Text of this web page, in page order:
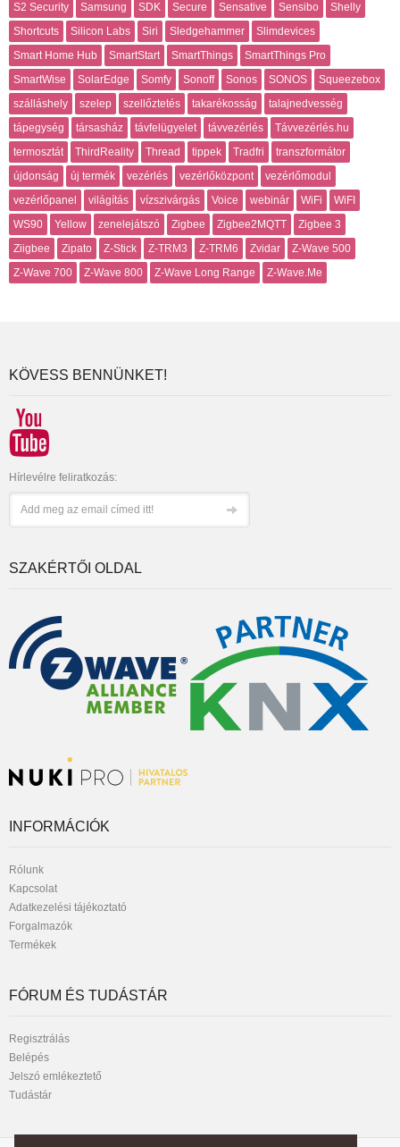
S2 Security
Samsung SDK Secure Sensative Sensibo
Shelly
Shortcuts
Silicon Labs Siri Sledgehammer
Slimdevices
Smart Home Hub
SmartStart SmartThings
SmartThings Pro
SmartWise
SolarEdge Somfy Sonoff Sonos SONOS
Squeezebox
szálláshely
szelep szellőztetés takarékosság
talajnedvesség
tápegység
társasház távfelügyelet távvezérlés
Távvezérlés.hu
termosztát
ThirdReality Thread tippek Tradfri
transzformátor
újdonság
új termék vezérlés vezérlőközpont
vezérlőmodul
vezérlőpanel
világítás vízszivárgás Voice webinár WiFi
WiFI
WS90
Yellow zenelejátszó Zigbee Zigbee2MQTT
Zigbee 3
Ziigbee
Zipato Z-Stick Z-TRM3 Z-TRM6 Zvidar
Z-Wave 500
Z-Wave 700
Z-Wave 800 Z-Wave Long Range Z-Wave.Me
KÖVESS BENNÜNKET!
Hírlevélre feliratkozás:
SZAKÉRTŐI OLDAL
INFORMÁCIÓK
Rólunk
Kapcsolat
Adatkezelési tájékoztató
Forgalmazók
Termékek
FÓRUM ÉS TUDÁSTÁR
Regisztrálás
Belépés
Jelszó emlékeztető
Tudástár